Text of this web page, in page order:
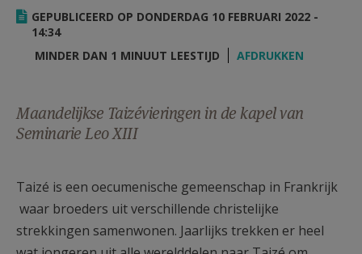
AANMELDEN OF REGISTREREN
GEPUBLICEERD OP DONDERDAG 10 FEBRUARI 2022 -
14:34
MINDER DAN 1 MINUUT LEESTIJD
AFDRUKKEN
Maandelijkse Taizévieringen in de kapel van
Seminarie Leo XIII
Taizé is een oecumenische gemeenschap in Frankrijk
waar broeders uit verschillende christelijke
strekkingen samenwonen. Jaarlijks trekken er heel